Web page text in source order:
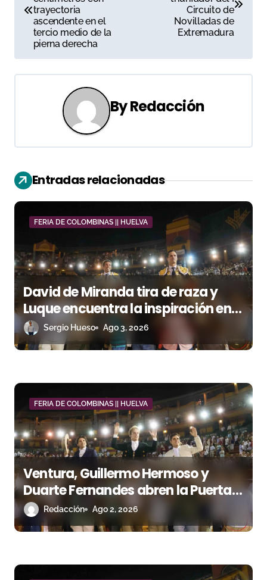
g
i
ó
n
e
n
t
r
d
a
s
trayectoria
ascendente en el
tercio medio de la
pierna derecha
Circuito de
Novilladas de
Extremadura
ByRedacción
Entradas relacionadas
FERIA DE COLOMBINAS || HUELVA
David de Miranda tira de raza y
Luque encuentra la inspiración en
Huelva
Sergio Hueso Ago 3, 2026
FERIA DE COLOMBINAS || HUELVA
Ventura, Guillermo Hermoso y
Duarte Fernandes abren la Puerta
Grande a caballo en Huelva
Redacción Ago 2, 2026